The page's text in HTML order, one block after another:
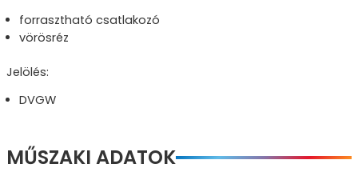
forrasztható csatlakozó
vörösréz
Jelölés:
DVGW
MŰSZAKI ADATOK